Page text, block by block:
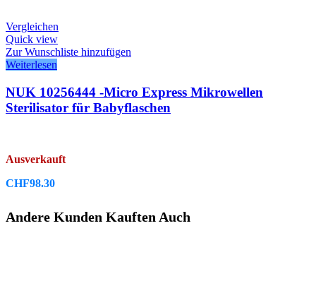
Vergleichen
Quick view
Zur Wunschliste hinzufügen
Weiterlesen
NUK 10256444 -Micro Express Mikrowellen
Sterilisator für Babyflaschen
Ausverkauft
CHF98.30
Andere Kunden Kauften Auch